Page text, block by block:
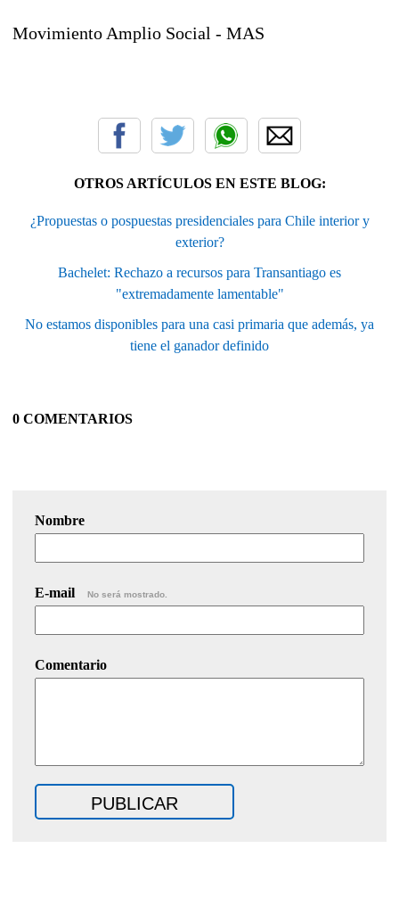
Movimiento Amplio Social - MAS
OTROS ARTÍCULOS EN ESTE BLOG:
¿Propuestas o pospuestas presidenciales para Chile interior y
exterior?
Bachelet: Rechazo a recursos para Transantiago es
"extremadamente lamentable"
No estamos disponibles para una casi primaria que además, ya
tiene el ganador definido
0 COMENTARIOS
Nombre
E-mail No será mostrado.
Comentario